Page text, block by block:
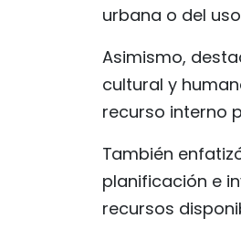
urbana o del
Asimismo,
cultural y
recurso interno
También
planificación e
recursos